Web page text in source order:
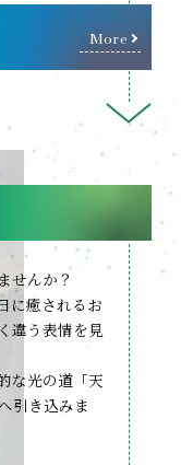
More
せんか？
に癒されるお
違う表情を見
な光の道「天
引き込みま